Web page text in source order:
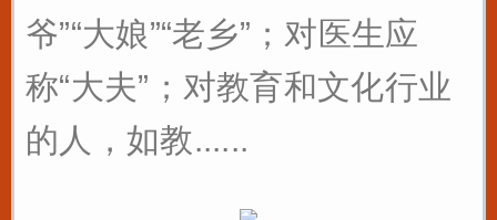
爷”“大娘”“老乡”；对医生应
称“大夫”；对教育和文化行业
的人，如教......